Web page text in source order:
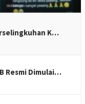
K…
Resmi Dimulai…